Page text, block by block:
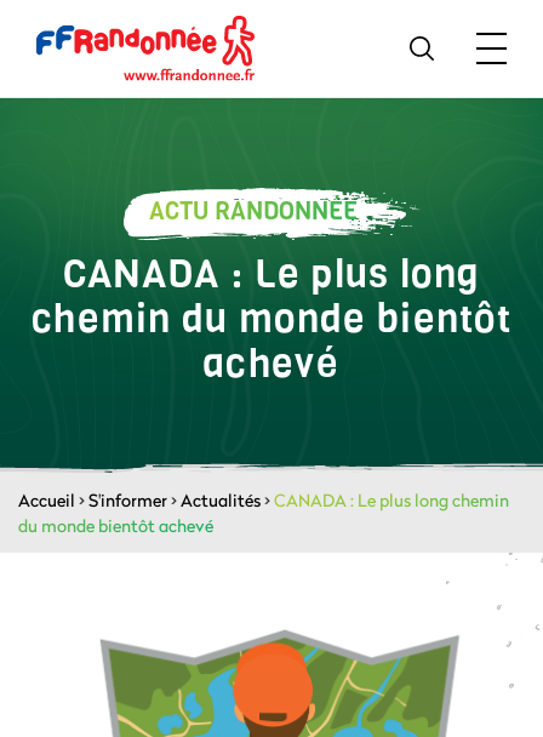
ACTU RANDONNÉE
CANADA : Le plus long
chemin du monde bientôt
achevé
Accueil >S'informer>Actualités>CANADA : Le plus long chemin
du monde bientôt achevé